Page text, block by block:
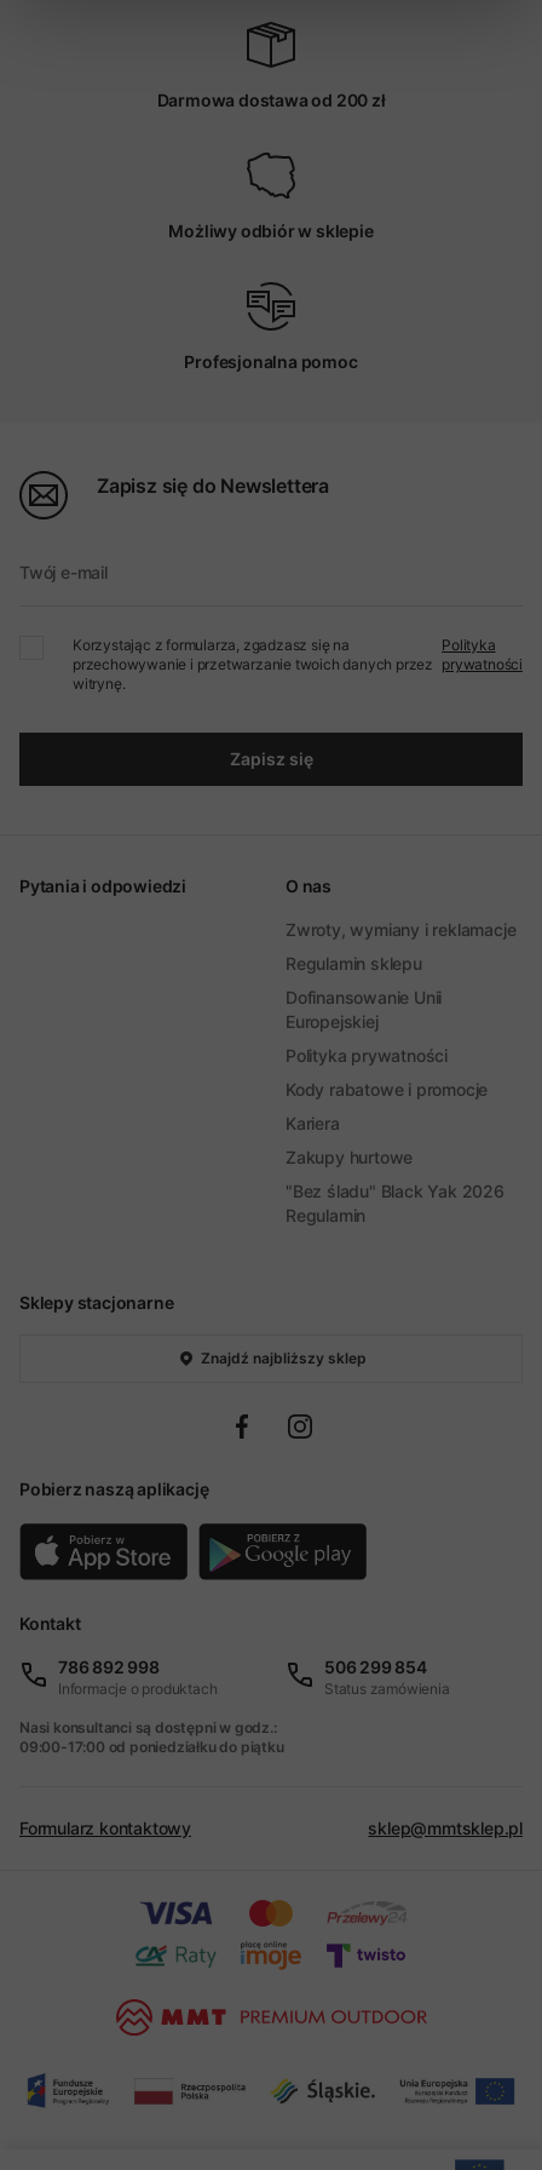
Darmowa dostawa od 200 zł
Możliwy odbiór w sklepie
Profesjonalna pomoc
Zapisz się do Newslettera
Twój e-mail
Korzystając z formularza, zgadzasz się na
przechowywanie i przetwarzanie twoich danych przez
witrynę.
Polityka
prywatności
Zapisz się
Sklepy stacjonarne
Znajdź najbliższy sklep
Pobierz naszą aplikację
Pytania i odpowiedzi O nas
Zwroty, wymiany i reklamacje
Regulamin sklepu
Dofinansowanie Unii
Europejskiej
Polityka prywatności
Kody rabatowe i promocje
Kariera
Zakupy hurtowe
"Bez śladu" Black Yak 2026
Regulamin
Kontakt
786 892 998
Informacje o produktach
506 299 854
Status zamówienia
Nasi konsultanci są dostępni w godz.:
09:00-17:00 od poniedziałku do piątku
Formularz kontaktowy sklep@mmtsklep.pl